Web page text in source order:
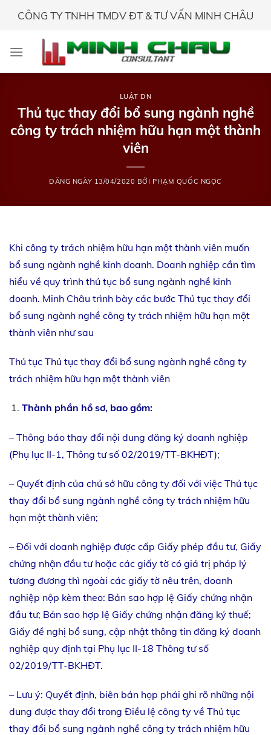
CÔNG TY TNHH TMDV ĐT & TƯ VẤN MINH CHÂU
LUẬT DN
Thủ tục thay đổi bổ sung ngành nghề
công ty trách nhiệm hữu hạn một thành
viên
ĐĂNG NGÀY 13/04/2020 BỞI PHẠM QUỐC NGỌC
Khi công ty trách nhiệm hữu hạn một thành viên muốn
bổ sung ngành nghề kinh doanh. Doanh nghiệp cần tìm
hiểu về quy trình thủ tục bổ sung ngành nghề kinh
doanh. Minh Châu trình bày các bước Thủ tục thay đổi
bổ sung ngành nghề công ty trách nhiệm hữu hạn một
thành viên như sau
Thủ tục Thủ tục thay đổi bổ sung ngành nghề công ty
trách nhiệm hữu hạn một thành viên
Thành phần hồ sơ, bao gồm:
– Thông báo thay đổi nội dung đăng ký doanh nghiệp
(Phụ lục II-1, Thông tư số 02/2019/TT-BKHĐT);
– Quyết định của chủ sở hữu công ty đối với việc Thủ tục
thay đổi bổ sung ngành nghề công ty trách nhiệm hữu
hạn một thành viên;
– Đối với doanh nghiệp được cấp Giấy phép đầu tư, Giấy
chứng nhận đầu tư hoặc các giấy tờ có giá trị pháp lý
tương đương thì ngoài các giấy tờ nêu trên, doanh
nghiệp nộp kèm theo: Bản sao hợp lệ Giấy chứng nhận
đầu tư; Bản sao hợp lệ Giấy chứng nhận đăng ký thuế;
Giấy đề nghị bổ sung, cập nhật thông tin đăng ký doanh
nghiệp quy định tại Phụ lục II-18 Thông tư số
02/2019/TT-BKHĐT.
– Lưu ý: Quyết định, biên bản họp phải ghi rõ những nội
dung được thay đổi trong Điều lệ công ty về Thủ tục
thay đổi bổ sung ngành nghề công ty trách nhiệm hữu